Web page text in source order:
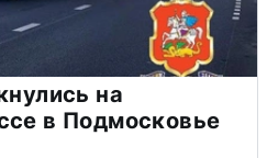
на
в Подмосковье